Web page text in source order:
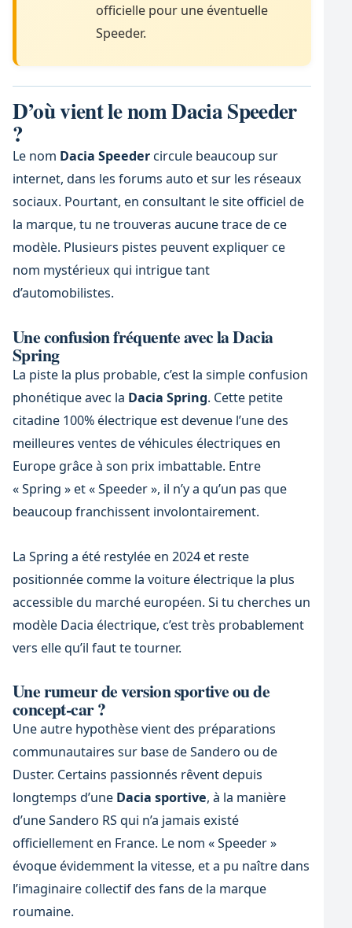
officielle pour une éventuelle
Speeder.
D’où vient le nom Dacia Speeder
?
Le nom Dacia Speedercircule beaucoup sur
internet, dans les forums auto et sur les réseaux
sociaux. Pourtant, en consultant le site officiel de
la marque, tu ne trouveras aucune trace de ce
modèle. Plusieurs pistes peuvent expliquer ce
nom mystérieux qui intrigue tant
d’automobilistes.
Une confusion fréquente avec la Dacia
Spring
La piste la plus probable, c’est la simple confusion
phonétique avec la Dacia Spring. Cette petite
citadine 100% électrique est devenue l’une des
meilleures ventes de véhicules électriques en
Europe grâce à son prix imbattable. Entre
« Spring » et « Speeder », il n’y a qu’un pas que
beaucoup franchissent involontairement.
La Spring a été restylée en 2024 et reste
positionnée comme la voiture électrique la plus
accessible du marché européen. Si tu cherches un
modèle Dacia électrique, c’est très probablement
vers elle qu’il faut te tourner.
Une rumeur de version sportive ou de
concept-car ?
Une autre hypothèse vient des préparations
communautaires sur base de Sandero ou de
Duster. Certains passionnés rêvent depuis
longtemps d’une Dacia sportive, à la manière
d’une Sandero RS qui n’a jamais existé
officiellement en France. Le nom « Speeder »
évoque évidemment la vitesse, et a pu naître dans
l’imaginaire collectif des fans de la marque
roumaine.